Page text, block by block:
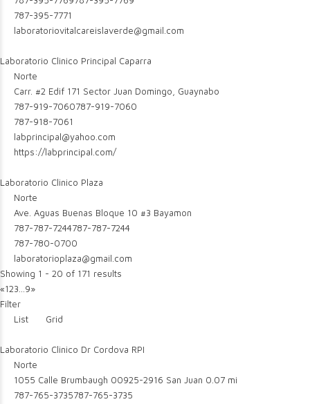
787-395-7771
laboratoriovitalcareislaverde@gmail.com
Laboratorio Clinico Principal Caparra
Norte
Carr. #2 Edif 171 Sector Juan Domingo, Guaynabo
787-919-7060787-919-7060
787-918-7061
labprincipal@yahoo.com
https://labprincipal.com/
Laboratorio Clinico Plaza
Norte
Ave. Aguas Buenas Bloque 10 #3 Bayamon
787-787-7244787-787-7244
787-780-0700
laboratorioplaza@gmail.com
Showing 1 - 20 of 171 results
«123 9»
Filter
List
Grid
Laboratorio Clinico Dr Cordova RPI
Norte
1055 Calle Brumbaugh 00925-2916 San Juan 0.07 mi
787-765-3735787-765-3735